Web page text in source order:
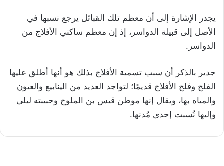
يجدر الإشارة إلى أن معظم تلك القبائل يرجع نسبها في
الأصل إلى قبيلة الدواسر، إذ إن معظم ساكني الأفلاج من
الدواسر.
جدير بالذكر أن سبب تسمية الأفلاج بذلك هو أنها أطلق عليها
الفلج وفلج الأفلاج قديمًا؛ لتواجد العديد من الينابيع والعيون
والمياه بها، ويقال إنها موطن قيس بن الملوح وحبيبته ليلى
وإليها نُسبت إحدى مُدنها.